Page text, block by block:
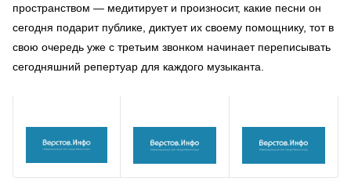
пространством — медитирует и произносит, какие песни он
сегодня подарит публике, диктует их своему помощнику, тот в
свою очередь уже с третьим звонком начинает переписывать
сегодняшний репертуар для каждого музыканта.